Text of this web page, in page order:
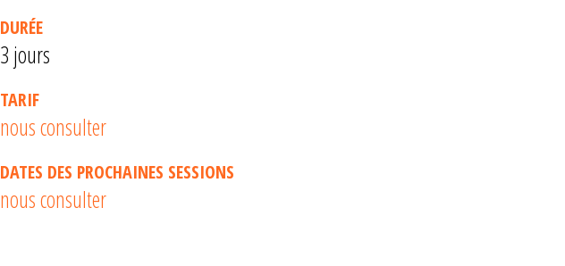
DURÉE
3 jours
TARIF
nous consulter
DATES DES PROCHAINES SESSIONS
nous consulter